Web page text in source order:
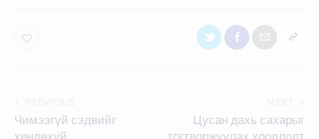
navigation
Чимээгүй сэдвийг
Цусан дахь сахарыг